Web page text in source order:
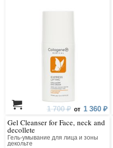
1 700 ₽ от 1 360 ₽
Gel Cleanser for Face, neck and
decollete
Гель-умывание для лица и зоны
декольте